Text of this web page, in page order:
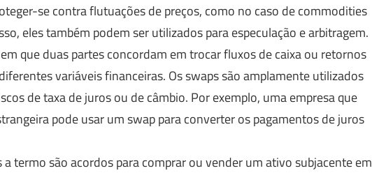
se contra flutuações de preços, como no caso de commodities
eles também podem ser utilizados para especulação e arbitragem.
que duas partes concordam em trocar fluxos de caixa ou retornos
variáveis financeiras. Os swaps são amplamente utilizados
de taxa de juros ou de câmbio. Por exemplo, uma empresa que
pode usar um swap para converter os pagamentos de juros
termo são acordos para comprar ou vender um ativo subjacente em